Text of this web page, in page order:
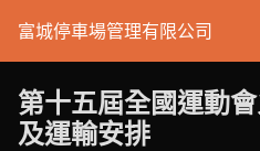
富城停車場管理有限公司
第十五屆全國運動
及運輸安排